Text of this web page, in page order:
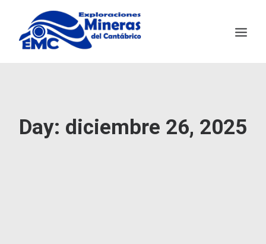
SALAVE
Day: diciembre 26, 2025